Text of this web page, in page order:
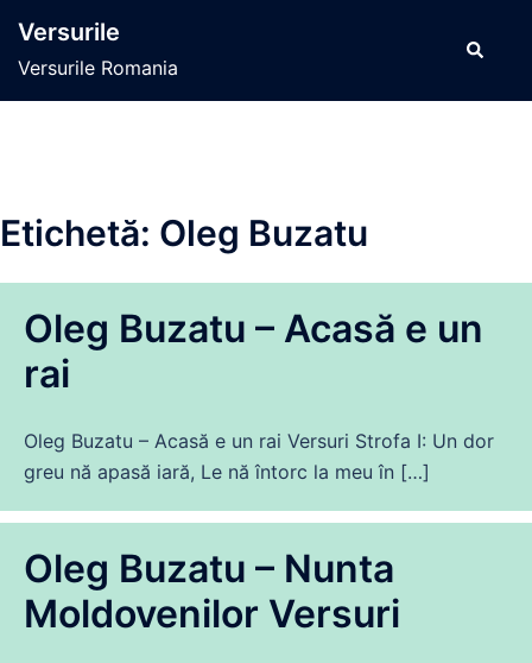
conținut
Versurile
Versurile Romania
Caută
Etichetă: Oleg Buzatu
Oleg Buzatu – Acasă e un
rai
Oleg Buzatu – Acasă e un rai Versuri Strofa I: Un dor
greu nă apasă iară, Le nă întorc la meu în […]
Oleg Buzatu – Nunta
Moldovenilor Versuri